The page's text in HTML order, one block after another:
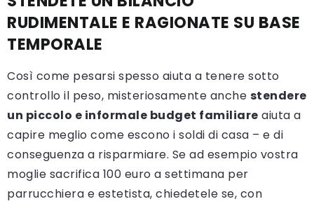
RUDIMENTALE E RAGIONATE SU BASE
TEMPORALE
Così come pesarsi spesso aiuta a tenere sotto
controllo il peso, misteriosamente anche stendere
un piccolo e informale budget familiare aiuta a
capire meglio come escono i soldi di casa – e di
conseguenza a risparmiare. Se ad esempio vostra
moglie sacrifica 100 euro a settimana per
parrucchiera e estetista, chiedetele se, con